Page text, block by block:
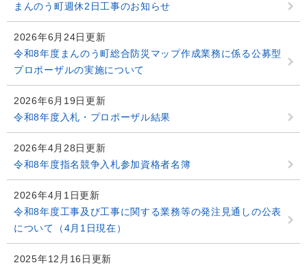
まんのう町週休2日工事のお知らせ
2026年6月24日更新
令和8年度まんのう町総合防災マップ作成業務に係る公募型
プロポーザルの実施について
2026年6月19日更新
令和8年度入札・プロポーザル結果
2026年4月28日更新
令和8年度指名競争入札参加資格者名簿
2026年4月1日更新
令和8年度工事及び工事に関する業務等の発注見通しの公表
について（4月1日現在）
2025年12月16日更新